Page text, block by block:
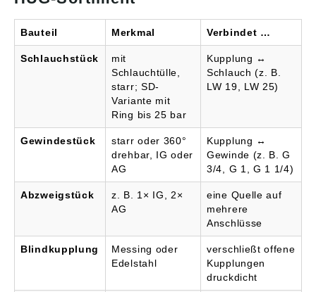
Bauteil Merkmal Verbindet …
Schlauchstück
mit
Schlauchtülle,
starr; SD-
Variante mit
Ring bis 25 bar
Kupplung ↔
Schlauch (z. B.
LW 19, LW 25)
Gewindestück
starr oder 360°
drehbar, IG oder
AG
Kupplung ↔
Gewinde (z. B. G
3/4, G 1, G 1 1/4)
Abzweigstück
z. B. 1× IG, 2×
AG
eine Quelle auf
mehrere
Anschlüsse
Blindkupplung
Messing oder
Edelstahl
verschließt offene
Kupplungen
druckdicht